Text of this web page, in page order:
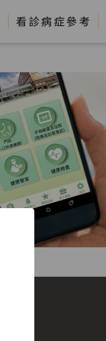
看診病症參考